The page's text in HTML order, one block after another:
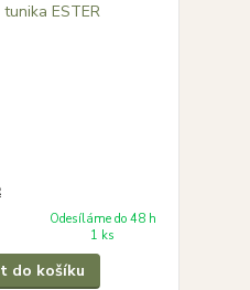
Odesíláme do 48 h
1 ks
do košíku